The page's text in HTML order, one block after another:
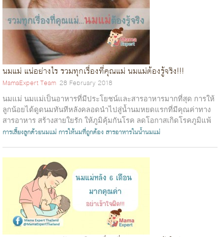
นมแม่ แน่อย่างไร รวมทุกเรื่องที่คุณแม่ นมแม่ต้องรู้จริง!!!
MamaExpert Team 28 February 2018
นมแม่ นมแม่เป็นอาหารที่มีประโยชน์และสารอาหารมากที่สุด การให้
ลูกน้อยได้ดูดนมทันทีหลังคลอดนำไปสู่น้ำนมหยดแรกที่มีคุณค่าทาง
สารอาหาร สร้างสายใยรัก ให้ภูมิคุ้มกันโรค ลดโอกาสเกิดโรคภูมิแพ้
และมีการพัฒนาสมอง...
การเลี้ยงลูกด้วยนมแม่ การให้นมที่ถูกต้อง สารอาหารในน้ำนมแม่